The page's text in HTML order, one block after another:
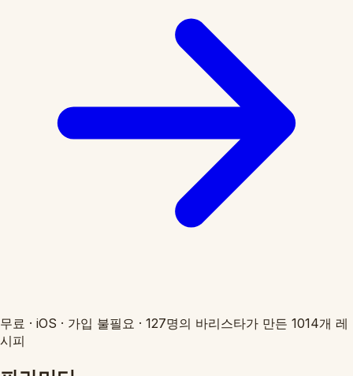
무료 · iOS · 가입 불필요 · 127명의 바리스타가 만든 1014개 레
시피